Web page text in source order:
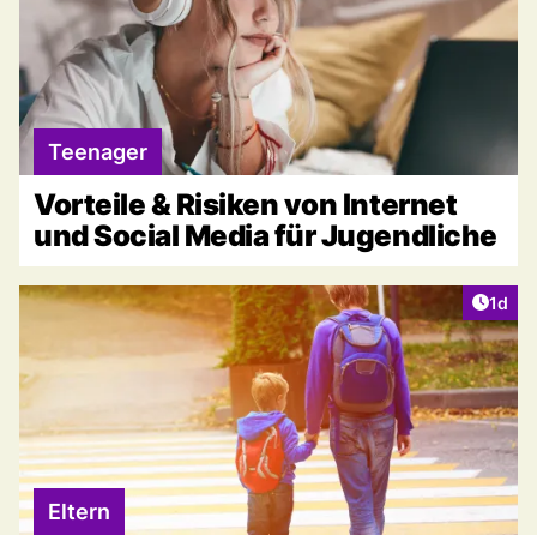
Teenager
Vorteile & Risiken von Internet
und Social Media für Jugendliche
1d
Eltern